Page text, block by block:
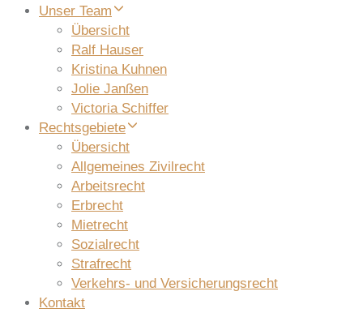
Unser Team
Übersicht
Ralf Hauser
Kristina Kuhnen
Jolie Janßen
Victoria Schiffer
Rechtsgebiete
Übersicht
Allgemeines Zivilrecht
Arbeitsrecht
Erbrecht
Mietrecht
Sozialrecht
Strafrecht
Verkehrs- und Versicherungsrecht
Kontakt